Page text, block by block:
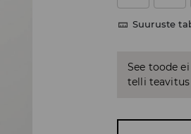
Suuruste
See toode
telli